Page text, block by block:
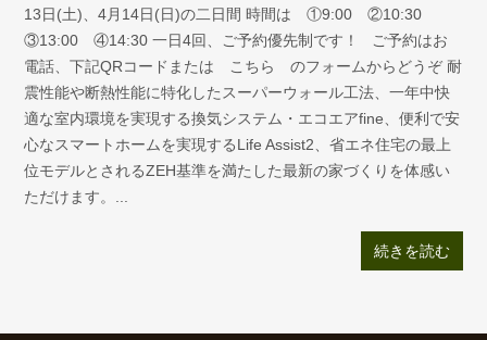
13日(土)、4月14日(日)の二日間 時間は ①9:00 ②10:30
③13:00 ④14:30 一日4回、ご予約優先制です！ ご予約はお
電話、下記QRコードまたは こちら のフォームからどうぞ 耐
震性能や断熱性能に特化したスーパーウォール工法、一年中快
適な室内環境を実現する換気システム・エコエアfine、便利で安
心なスマートホームを実現するLife Assist2、省エネ住宅の最上
位モデルとされるZEH基準を満たした最新の家づくりを体感い
ただけます。...
続きを読む